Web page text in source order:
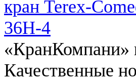
«КранКомпани»
Качественные